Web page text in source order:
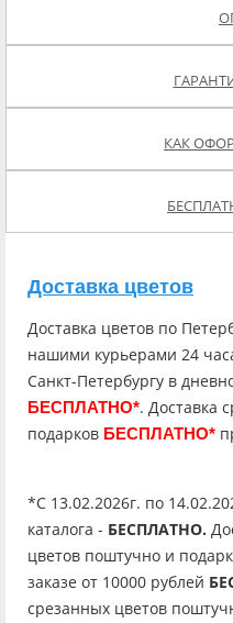
КАК
Доставка цветов
Доставка цветов по
нашими курьерами 24
Санкт-Петербургу в
БЕСПЛАТНО*. Доставка
подарков БЕСПЛАТНО*
*C 13.02.2026г. по
каталога - БЕСПЛАТНО.
цветов поштучно и
заказе от 10000 рублей
срезанных цветов